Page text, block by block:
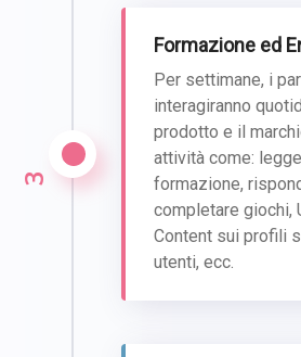
3
Formazione ed
Per settimane, i
interagiranno
prodotto e il
attività come:
formazione,
completare giochi,
Content sui profili
utenti, ecc.